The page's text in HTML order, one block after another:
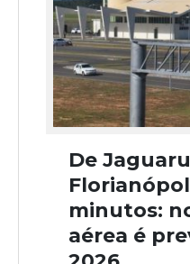
De
minutos:
aérea é